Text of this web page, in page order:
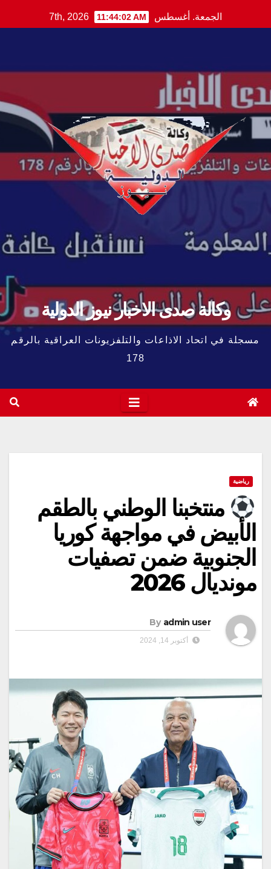
to
الجمعة. أغسطس 7th, 2026 11:44:03 AM
وكالة صدى الاخبار نيوز الدولية
مسجلة في اتحاد الاذاعات والتلفزيونات العراقية بالرقم
178
رياضية
منتخبنا الوطني بالطقم
الأبيض في مواجهة كوريا
الجنوبية ضمن تصفيات
مونديال 2026
By admin user
أكتوبر 14, 2024